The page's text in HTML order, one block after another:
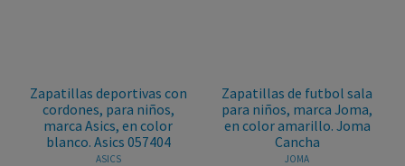
Zapatillas deportivas con
cordones, para niños,
marca Asics, en color
blanco. Asics 057404
ASICS
Zapatillas de futbol sala
para niños, marca Joma,
en color amarillo. Joma
Cancha
JOMA